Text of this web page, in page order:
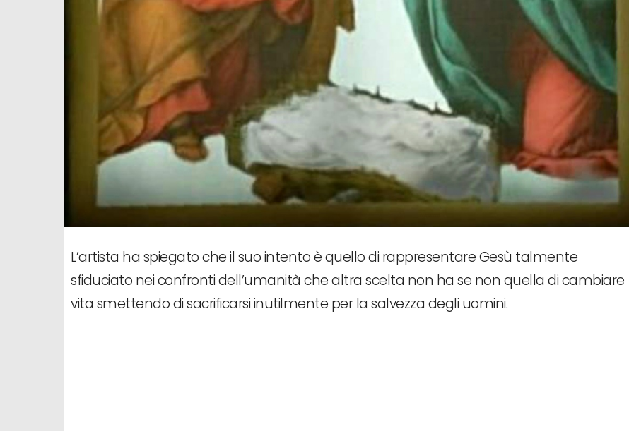
L’artista ha spiegato che il suo intento è quello di rappresentare Gesù talmente
sfiduciato nei confronti dell’umanità che altra scelta non ha se non quella di cambiare
vita smettendo di sacrificarsi inutilmente per la salvezza degli uomini.